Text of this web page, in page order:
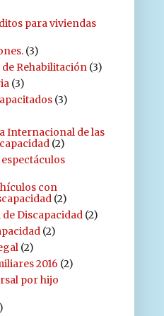
para viviendas
(3)
Rehabilitación (3)
(3)
(3)
Internacional de las
(2)
con
(2)
Discapacidad (2)
(2)
(2)
2016 (2)
por hijo